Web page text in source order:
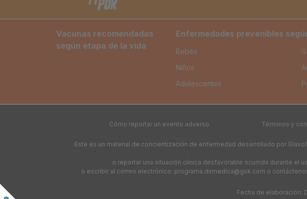
Vacunas recomendadas
según etapa de la vida
Enfermedades prevenibles
Bebés
Niños
Adolescentes
Cómo reportar un evento adverso Términos y
Este es un material de concientización de enfermedad desarrollado por
o reportar una situación clínica desfavorable ocurrida durante el
o escribir al correo electrónico: programa.dirmedica@gsk.com o
Fecha de elaboración: